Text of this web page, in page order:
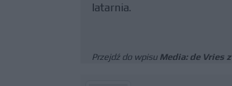
latarnia.
Przejdź do wpisu Media: de Vries